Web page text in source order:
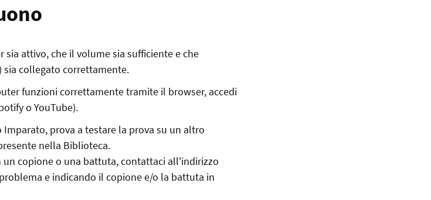
attivo, che il volume sia sufficiente e che
collegato correttamente.
funzioni correttamente tramite il browser, accedi
o YouTube).
prova a testare la prova su un altro
nella Biblioteca.
copione o una battuta, contattaci all'indirizzo
e indicando il copione e/o la battuta in